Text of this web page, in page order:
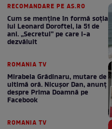
RECOMANDARE PE AS.RO
Cum se menţine în formă soţia
lui Leonard Doroftei, la 51 de
ani. „Secretul” pe care l-a
dezvăluit
ROMANIA TV
Mirabela Grădinaru, mutare de
ultimă oră. Nicuşor Dan, anunţ
despre Prima Doamnă pe
Facebook
ROMANIA TV